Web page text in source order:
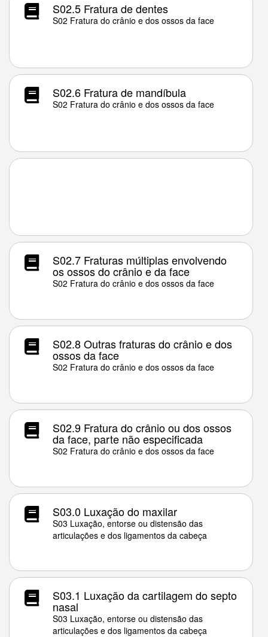
S02.5 Fratura de dentes
S02 Fratura do crânio e dos ossos da face
S02.6 Fratura de mandíbula
S02 Fratura do crânio e dos ossos da face
S02.7 Fraturas múltiplas envolvendo
os ossos do crânio e da face
S02 Fratura do crânio e dos ossos da face
S02.8 Outras fraturas do crânio e dos
ossos da face
S02 Fratura do crânio e dos ossos da face
S02.9 Fratura do crânio ou dos ossos
da face, parte não especificada
S02 Fratura do crânio e dos ossos da face
S03.0 Luxação do maxilar
S03 Luxação, entorse ou distensão das
articulações e dos ligamentos da cabeça
S03.1 Luxação da cartilagem do septo
nasal
S03 Luxação, entorse ou distensão das
articulações e dos ligamentos da cabeça